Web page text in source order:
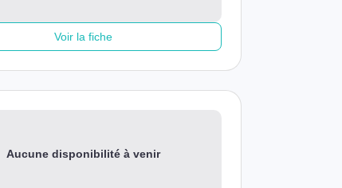
Voir la fiche
Aucune disponibilité à venir